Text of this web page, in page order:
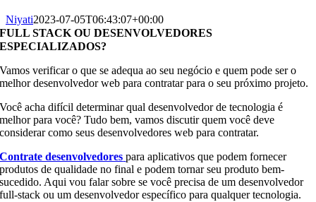
Niyati2023-07-05T06:43:07+00:00
FULL STACK OU DESENVOLVEDORES
ESPECIALIZADOS?
Vamos verificar o que se adequa ao seu negócio e quem pode ser o
melhor desenvolvedor web para contratar para o seu próximo projeto.
Você acha difícil determinar qual desenvolvedor de tecnologia é
melhor para você? Tudo bem, vamos discutir quem você deve
considerar como seus desenvolvedores web para contratar.
Contrate desenvolvedores para aplicativos que podem fornecer
produtos de qualidade no final e podem tornar seu produto bem-
sucedido. Aqui vou falar sobre se você precisa de um desenvolvedor
full-stack ou um desenvolvedor específico para qualquer tecnologia.